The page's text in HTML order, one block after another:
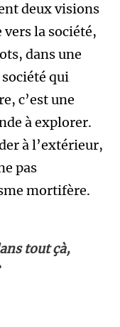
deux visions
la société,
dans une
qui
c’est une
à explorer.
à l’extérieur,
pas
mortifère.
tout çà,